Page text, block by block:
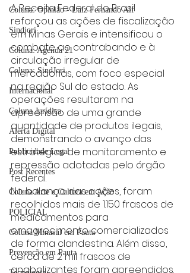
Coluna: Opinião - Luiz Fernando Alf
Sindjori
Coluna: Agenda 21
Coluna: SindJori
Internacional
Coluna Jurídica
Alerta Digital
Publicidade Legal
Post Recentes
Coluna Arte e Cultura em Ação
POLICIAL
Coluna Minasul em Pauta
Prevenção em Pauta
A Receita Federal do Brasil
reforçou as ações de fiscalização
em Minas Gerais e intensificou o
combate ao contrabando e à
circulação irregular de
mercadorias, com foco especial
na região Sul do estado. As
operações resultaram na
apreensão de uma grande
quantidade de produtos ilegais,
demonstrando o avanço das
estratégias de monitoramento e
repressão adotadas pelo órgão
federal.
No balanço das ações, foram
recolhidos mais de 1.150 frascos de
medicamentos para
emagrecimento comercializados
de forma clandestina. Além disso,
cerca de 2 mil frascos de
anabolizantes foram apreendidos.